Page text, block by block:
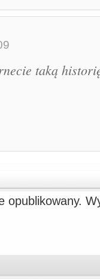
taką
opublikowany.